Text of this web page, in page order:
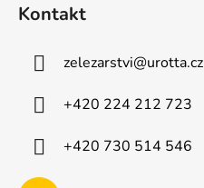
Kontakt
zelezarstvi@urotta.cz
+420 224 212 723
+420 730 514 546